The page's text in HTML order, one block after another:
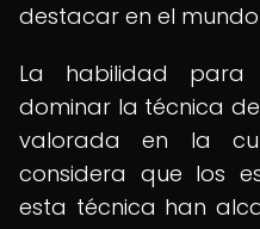
destacar en el
La habilidad
dominar la técnica
valorada en la
considera que los
esta técnica han